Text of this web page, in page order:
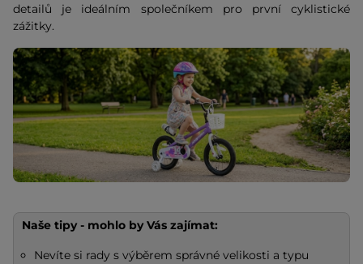
detailů je ideálním společníkem pro první cyklistické
zážitky.
Naše tipy - mohlo by Vás zajímat:
Nevíte si rady s výběrem správné velikosti a typu